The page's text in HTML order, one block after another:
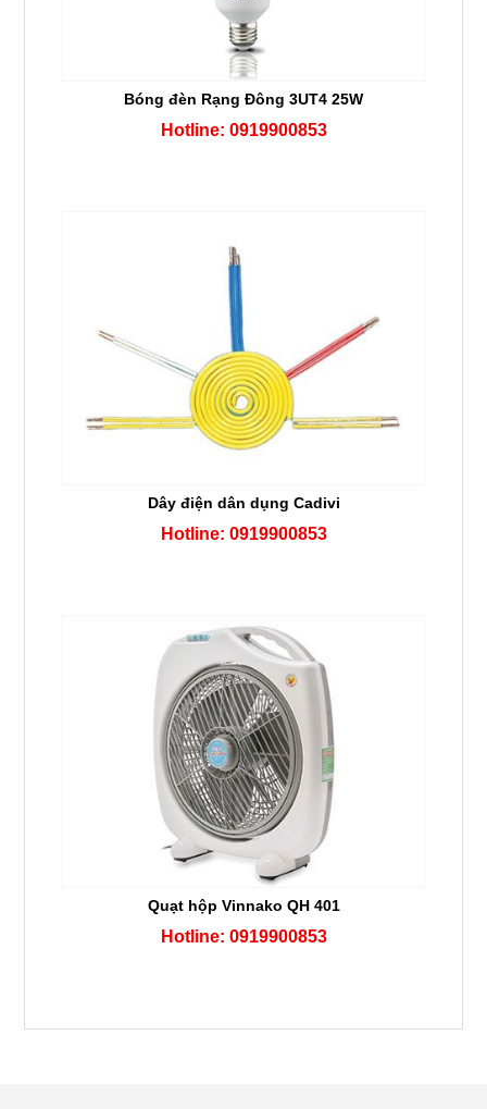
Bóng đèn Rạng Đông 3UT4 25W
Hotline: 0919900853
Dây điện dân dụng Cadivi
Hotline: 0919900853
Quạt hộp Vinnako QH 401
Hotline: 0919900853